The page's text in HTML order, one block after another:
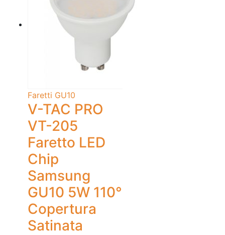
Faretti GU10
V-TAC PRO
VT-205
Faretto LED
Chip
Samsung
GU10 5W 110°
Copertura
Satinata